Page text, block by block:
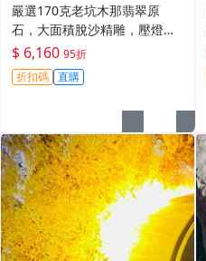
嚴選170克老坑木那翡翠原
石，大面積脫沙精雕，壓燈通
透無雜質，油性佳冰種特級，
適合收藏與鑽刻#翡翠 #老坑玉
#冰種翡翠
$ 6,160 95折
折扣碼 直購